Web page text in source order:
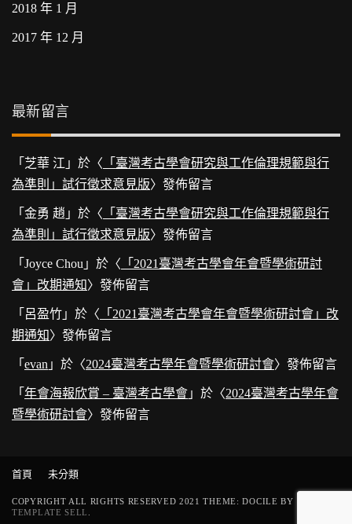
2018 年 1 月
2017 年 12 月
最新留言
「 芝華 江 」於〈 「臺灣考古學會研究與工作倫理規範與行
為準則」試行徵求意見版〉發佈留言
「 金勇 趙 」於〈 「臺灣考古學會研究與工作倫理規範與行
為準則」試行徵求意見版〉發佈留言
「 Joyce Chou 」於〈 「2021臺灣考古學會年會暨學術研討
會」改期通知〉發佈留言
「 呂盈竹 」於〈 「2021臺灣考古學會年會暨學術研討會」改
期通知〉發佈留言
「 evan 」於〈2024臺灣考古學年會暨學術研討會〉發佈留言
「 年會海報欣賞 – 臺灣考古學會 」於〈2024臺灣考古學年會
暨學術研討會〉發佈留言
COPYRIGHT ALL RIGHTS RESERVED 2021 THEME: DOCILE BY
TEMPLATE SELL
首頁 未分類